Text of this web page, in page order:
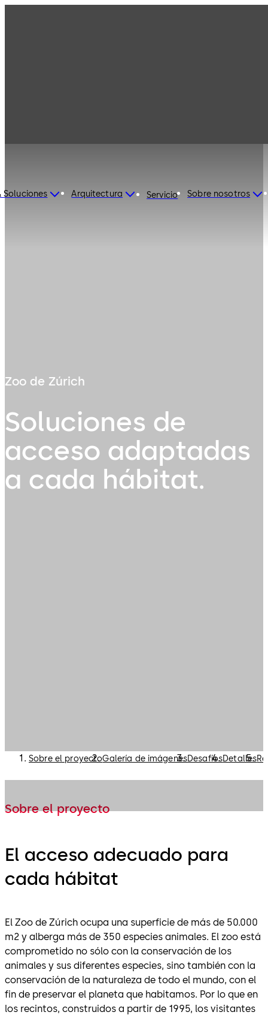
Soluciones Arquitectura Servicio Sobre nosotros
Zoo de Zúrich
Soluciones de
acceso adaptadas
a cada hábitat.
Sobre el proyectoGalería de imágenesDesafíosDetalles
Sobre el proyecto
El acceso adecuado para
cada hábitat
El Zoo de Zúrich ocupa una superficie de más de 50.000
m2 y alberga más de 350 especies animales. El zoo está
comprometido no sólo con la conservación de los
animales y sus diferentes especies, sino también con la
conservación de la naturaleza de todo el mundo, con el
fin de preservar el planeta que habitamos. Por lo que en
los recintos, construidos a partir de 1995, los visitantes